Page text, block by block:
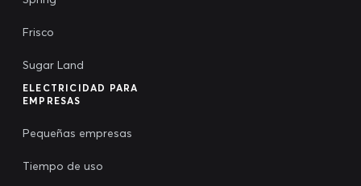
Frisco
Sugar Land
ELECTRICIDAD PARA
EMPRESAS
Pequeñas empresas
Tiempo de uso